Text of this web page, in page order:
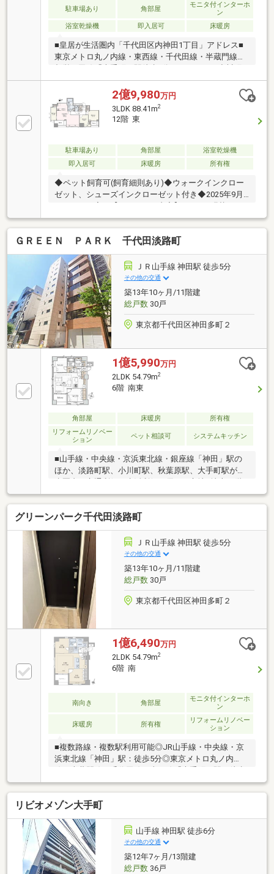
駐車場あり 角部屋
モニタ付インターホ
ン
浴室乾燥機
即入居可 床暖房
■皇居が生活圏内「千代田区内神田1丁目」アドレス■
東京メトロ丸ノ内線・東西線・千代田線・半蔵門線・
駅、淡路町駅、竹橋駅、神田駅、新日本橋駅、神保町
駅、三越前駅、二重橋前駅、 東京駅と多方面へのア
クセスが可能な立地■2023年11月築■9階部分
■59.43m2（2LDK＋SIC）■内廊下設計■1フロア3～4世
帯■24時間セキュリティセントラル警備保障■トリプル
Raccess(ラクセス)■24時間ゴミ出し可
2億9,980万円
3LDK 88.41m2
12階 東
駐車場あり 角部屋
浴室乾燥機
即入居可
床暖房 所有権
◆ペット飼育可(飼育細則あり)◆ウォークインクロー
ゼット、シューズインクローゼット付き◆2025年9月
チン水栓交換●トイレ交換●スイッチコンセント交換●
ルームクリーニング 他【周辺環境】●セブンイレブ
ン内神田1丁目店：徒歩3分(約230m)●ファミリーマー
ト内神田1丁目店：徒歩3分(約180m)●まいばすけっと
神田駅西口商店街店：徒歩4分(約300m)
ＧＲＥＥＮ ＰＡＲＫ 千代田淡路町
ＪＲ山手線 神田駅 徒歩5分
その他の交通
築13年10ヶ月/11階建
総戸数30戸
東京都千代田区神田多町２
1億5,990万円
2LDK 54.79m2
6階 南東
角部屋 床暖房
所有権
リフォームリノベー
ション
ペット相談可 システムキッチン
■山手線・中央線・京浜東北線・銀座線「神田」駅の
ほか、淡路町駅、小川町駅、秋葉原駅、大手町駅が徒
建て6階部分、3方角住戸につき採光・通風良好■2026
年7月内装リフォーム済み、室内状態良好■床暖房、浴
室乾燥機、浄水一体水栓付きシステムキッチンなど快
適仕様の設備が充実■ウォークインクローゼット、全
居室収納、玄関収納完備■結露防止や断熱・防音効果
のあるLowーE複層ガラス、二重天井・二重床仕様■エ
ントランス及びエレベーターに非接触型キーを採用し
たダブルオートロック、モニター付きインターホンな
ど防犯面も安心■ペット飼育可（細則有り）
グリーンパーク千代田淡路町
ＪＲ山手線 神田駅 徒歩5分
その他の交通
築13年10ヶ月/11階建
総戸数30戸
東京都千代田区神田多町２
1億6,490万円
2LDK 54.79m2
6階 南
南向き 角部屋
モニタ付インターホ
ン
床暖房 所有権
リフォームリノベー
ション
■複数路線・複数駅利用可能◎JR山手線・中央線・京
浜東北線「神田」駅：徒歩5分◎東京メトロ丸ノ内
12分◎東京メトロ丸ノ内線「淡路町」駅：徒歩3分
etc...■6階部分・2LDK＋WIC・54.79平米(16.57坪)・南
向きバルコニー◎エレベーター◎ダブルオートロック
◎宅配ボックス◎角住戸◎床暖房◎対面式キッチン
■2026年7月上旬リフォーム完了済み住戸◎全室フロー
リング・クロス◎キッチン◎浴室◎トイレ◎ルームク
リーニング etc...■24時間ゴミ出し可能■居住階にのみ
停止するセキュリティの高いエレベーターを導入
リビオメゾン大手町
山手線 神田駅 徒歩6分
その他の交通
築12年7ヶ月/13階建
総戸数36戸